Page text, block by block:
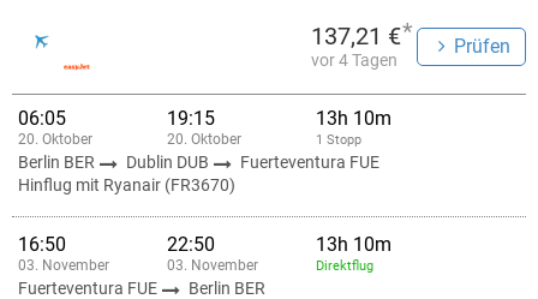
137,21 €*
vor 4 Tagen
Prüfen
06:05
20. Oktober
19:15
20. Oktober
13h 10m
1 Stopp
Berlin BER Dublin DUB
Fuerteventura FUE
Hinflug mit Ryanair (FR3670)
16:50
03. November
22:50
03. November
13h 10m
Direktflug
Fuerteventura FUE
Berlin BER